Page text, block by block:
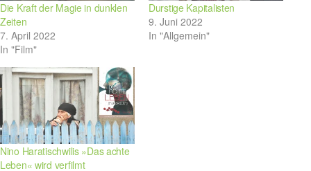
Die Kraft der Magie in dunklen
Zeiten
7. April 2022
In "Film"
Durstige Kapitalisten
9. Juni 2022
In "Allgemein"
Nino Haratischwilis »Das achte
Leben« wird verfilmt